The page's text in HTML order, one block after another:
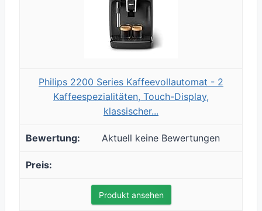
Philips 2200 Series Kaffeevollautomat - 2
Kaffeespezialitäten, Touch-Display,
klassischer...
Aktuell keine Bewertungen
Produkt ansehen